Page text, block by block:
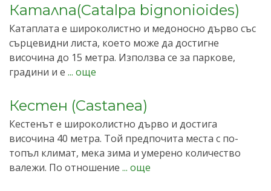
Каталпа(Catalpa bignonioides)
Катаплата е широколистно и медоносно дърво със
сърцевидни листа, което може да достигне
височина до 15 метра. Използва се за паркове,
градини и е ... още
Кестен (Castanea)
Кестенът е широколистно дърво и достига
височина 40 метра. Той предпочита места с по-
топъл климат, мека зима и умерено количество
валежи. По отношение ... още